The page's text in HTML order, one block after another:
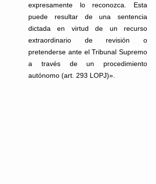
expresamente lo reconozca. Esta
puede resultar de una sentencia
dictada en virtud de un recurso
extraordinario de revisión o
pretenderse ante el Tribunal Supremo
a través de un procedimiento
autónomo (art. 293 LOPJ)».